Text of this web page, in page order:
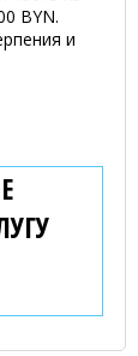
BYN.
и